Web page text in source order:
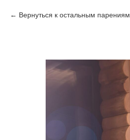
Вернуться к остальным парениям